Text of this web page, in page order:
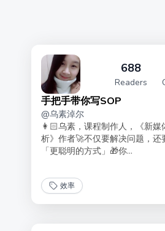
688
Readers
手把手带你写SOP
@乌素淖尔
👩🏻乌素，课程制作人，《新媒
析》作者🚀不仅要解决问题，还
「更聪明的方式」🎁你...
效率